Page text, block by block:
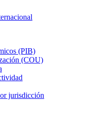
(PIB)
(COU)
jurisdicción